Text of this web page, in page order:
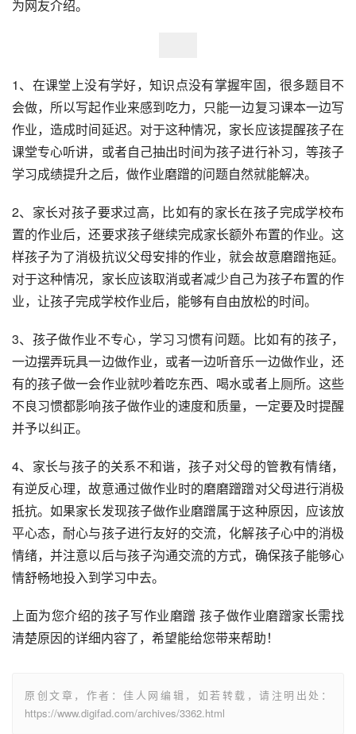
为网友介绍。
1、在课堂上没有学好，知识点没有掌握牢固，很多题目不
会做，所以写起作业来感到吃力，只能一边复习课本一边写
作业，造成时间延迟。对于这种情况，家长应该提醒孩子在
课堂专心听讲，或者自己抽出时间为孩子进行补习，等孩子
学习成绩提升之后，做作业磨蹭的问题自然就能解决。
2、家长对孩子要求过高，比如有的家长在孩子完成学校布
置的作业后，还要求孩子继续完成家长额外布置的作业。这
样孩子为了消极抗议父母安排的作业，就会故意磨蹭拖延。
对于这种情况，家长应该取消或者减少自己为孩子布置的作
业，让孩子完成学校作业后，能够有自由放松的时间。
3、孩子做作业不专心，学习习惯有问题。比如有的孩子，
一边摆弄玩具一边做作业，或者一边听音乐一边做作业，还
有的孩子做一会作业就吵着吃东西、喝水或者上厕所。这些
不良习惯都影响孩子做作业的速度和质量，一定要及时提醒
并予以纠正。
4、家长与孩子的关系不和谐，孩子对父母的管教有情绪，
有逆反心理，故意通过做作业时的磨磨蹭蹭对父母进行消极
抵抗。如果家长发现孩子做作业磨蹭属于这种原因，应该放
平心态，耐心与孩子进行友好的交流，化解孩子心中的消极
情绪，并注意以后与孩子沟通交流的方式，确保孩子能够心
情舒畅地投入到学习中去。
上面为您介绍的孩子写作业磨蹭 孩子做作业磨蹭家长需找
清楚原因的详细内容了，希望能给您带来帮助！
原创文章，作者：佳人网编辑，如若转载，请注明出处：
https://www.digifad.com/archives/3362.html